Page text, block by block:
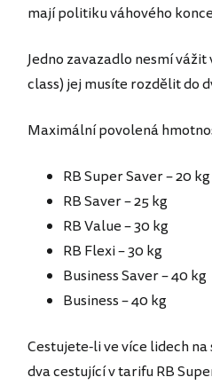
mají politiku váhového
Jedno zavazadlo nesmí
class) jej musíte rozdělit do
Maximální povolená
RB Super Saver – 20 kg
RB Saver – 25 kg
RB Value – 30 kg
RB Flexi – 30 kg
Business Saver – 40 kg
Business – 40 kg
Cestujete-li ve více lidech
dva cestující v tarifu RB